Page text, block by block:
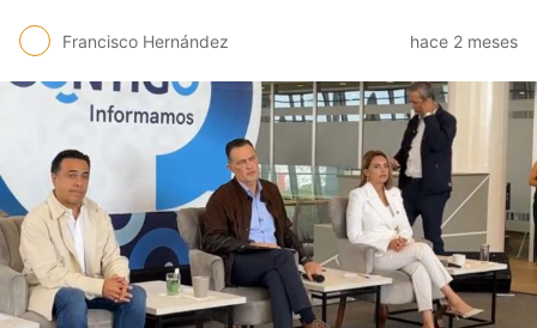
Francisco Hernández hace 2 meses